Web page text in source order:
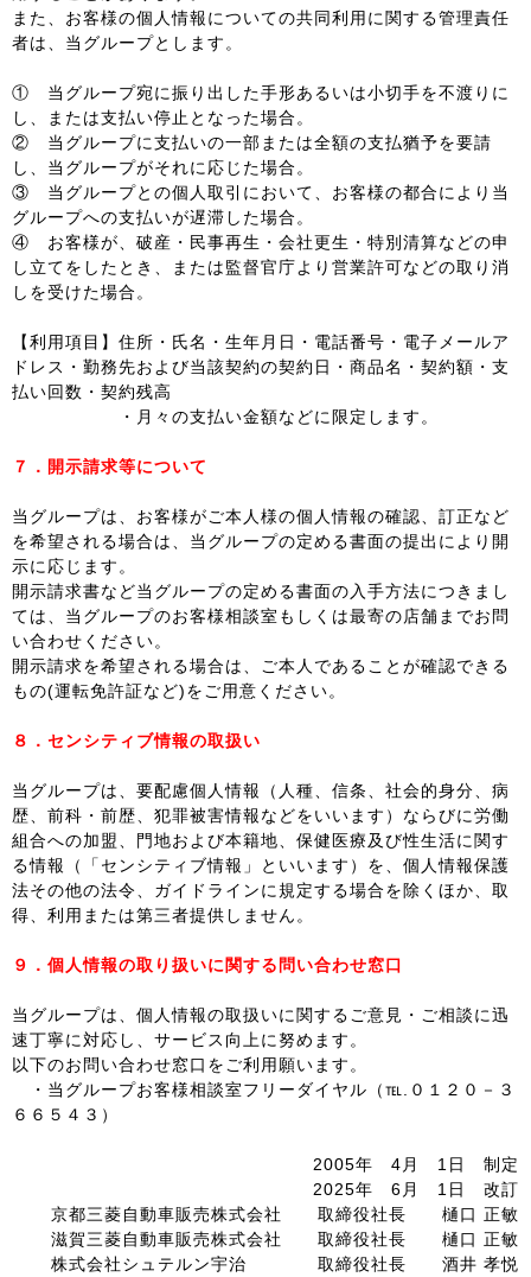
また、お客様の個人情報についての共同利用に関する管理責任
者は、当グループとします。
① 当グループ宛に振り出した手形あるいは小切手を不渡りに
し、または支払い停止となった場合。
② 当グループに支払いの一部または全額の支払猶予を要請
し、当グループがそれに応じた場合。
③ 当グループとの個人取引において、お客様の都合により当
グループへの支払いが遅滞した場合。
④ お客様が、破産・民事再生・会社更生・特別清算などの申
し立てをしたとき、または監督官庁より営業許可などの取り消
しを受けた場合。
【利用項目】住所・氏名・生年月日・電話番号・電子メールア
ドレス・勤務先および当該契約の契約日・商品名・契約額・支
払い回数・契約残高
・月々の支払い金額などに限定します。
７．開示請求等について
当グループは、お客様がご本人様の個人情報の確認、訂正など
を希望される場合は、当グループの定める書面の提出により開
示に応じます。
開示請求書など当グループの定める書面の入手方法につきまし
ては、当グループのお客様相談室もしくは最寄の店舗までお問
い合わせください。
開示請求を希望される場合は、ご本人であることが確認できる
もの(運転免許証など)をご用意ください。
８．センシティブ情報の取扱い
当グループは、要配慮個人情報（人種、信条、社会的身分、病
歴、前科・前歴、犯罪被害情報などをいいます）ならびに労働
組合への加盟、門地および本籍地、保健医療及び性生活に関す
る情報（「センシティブ情報」といいます）を、個人情報保護
法その他の法令、ガイドラインに規定する場合を除くほか、取
得、利用または第三者提供しません。
９．個人情報の取り扱いに関する問い合わせ窓口
当グループは、個人情報の取扱いに関するご意見・ご相談に迅
速丁寧に対応し、サービス向上に努めます。
以下のお問い合わせ窓口をご利用願います。
・当グループお客様相談室フリーダイヤル（℡.０１２０－３
６６５４３）
2005年 4月 1日 制定
2025年 6月 1日 改訂
京都三菱自動車販売株式会社 取締役社長 樋口 正敏
滋賀三菱自動車販売株式会社 取締役社長 樋口 正敏
株式会社シュテルン宇治 取締役社長 酒井 孝悦